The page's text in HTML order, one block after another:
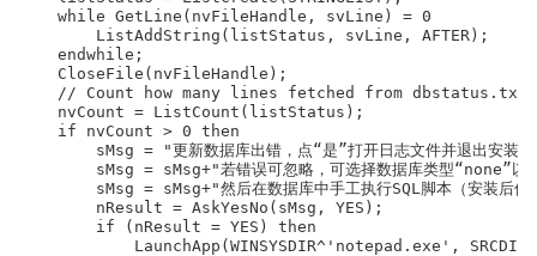
    while GetLine(nvFileHandle, svLine) = 0
        ListAddString(listStatus, svLine, AFTER);
    endwhile;
    CloseFile(nvFileHandle);
    // Count how many lines fetched from dbstatus.txt
    nvCount = ListCount(listStatus);
    if nvCount > 0 then
sMsg = "更新数据库出错，点“是”打开日志文件并退出安装
sMsg = sMsg+"若错误可忽略，可选择数据库类型“none”以
sMsg = sMsg+"然后在数据库中手工执行SQL脚本（安装后保
        nResult = AskYesNo(sMsg, YES);
        if (nResult = YES) then
LaunchApp(WINSYSDIR^'notepad.exe',